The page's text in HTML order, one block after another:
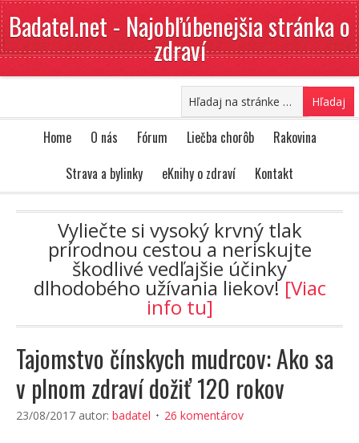
Badatel.net - Najobľúbenejšia stránka o
zdraví
Home O nás Fórum Liečba chorôb
Rakovina
Strava a bylinky
eKnihy o zdraví Kontakt
Vyliečte si vysoký krvný tlak
prírodnou cestou a neriskujte
škodlivé vedľajšie účinky
dlhodobého užívania liekov![Viac
info tu]
Tajomstvo čínskych mudrcov: Ako sa
v plnom zdraví dožiť 120 rokov
23/08/2017 autor: badatel 26 komentárov